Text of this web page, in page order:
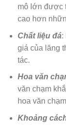
mô lớn được
cao hơn
Chất liệu đá:
giá của lăng
tác.
Hoa văn
văn chạm
hoa văn
Khoảng